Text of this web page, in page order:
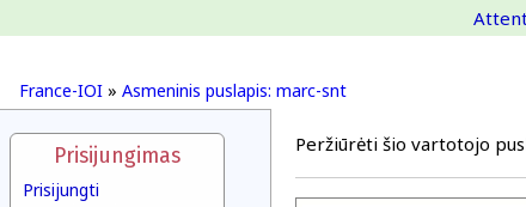
France-IOI » Asmeninis puslapis: marc-snt
Prisijungimas
Prisijungti
Peržiūrėti šio vartotojo